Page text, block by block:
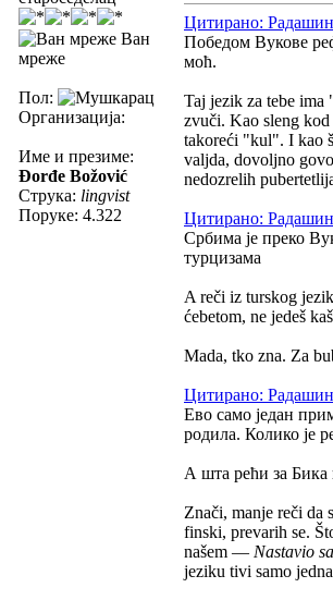
Ван
мреже
Пол:
Организација:
Име и презиме:
Đorđe Božović
Струка: lingvist
Поруке: 4.322
Цитирано:
Победом Вукове
моћ.
Taj jezik za tebe
zvuči. Kao sleng
takoreći "kul". I kao
valjda, dovoljno
nedozrelih
Цитирано:
Србима је преко
турцизама
A reči iz turskog
ćebetom, ne jedeš
Mada, tko zna. Za
Цитирано:
Ево само један
родила. Колико је
А шта рећи за Бика
Znači, manje reči da
finski, prevarih se.
našem — Nastavio
jeziku tivi samo